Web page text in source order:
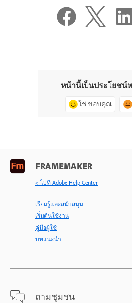
หน้านี้เป็นประโยชน์
ใช่ ขอบคุณ
FRAMEMAKER
< ไปที่ Adobe Help Center
เรียนรู้และสนับสนุน
เริ่มต้นใช้งาน
คู่มือผู้ใช้
บทแนะนำ
ถามชุมชน